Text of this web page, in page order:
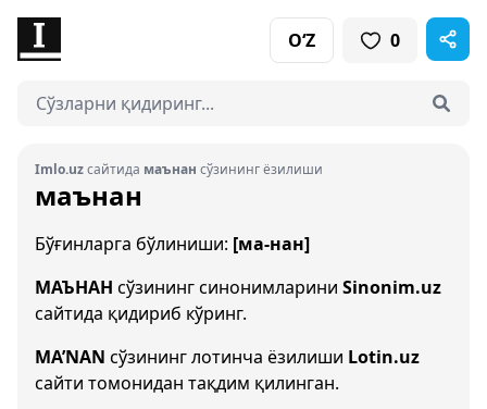
O‘Z 0
Imlo.uzсайтида маънан сўзининг ёзилиши
маънан
Бўғинларга бўлиниши: [ма-нан]
МАЪНАН сўзининг синонимларини Sinonim.uz
сайтида қидириб кўринг.
MA’NAN сўзининг лотинча ёзилиши Lotin.uz
сайти томонидан тақдим қилинган.